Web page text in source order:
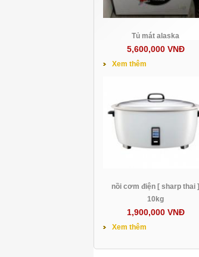
Tủ mát alaska
5,600,000 VNĐ
Xem thêm
nồi cơm điện [ sharp thai ]
10kg
1,900,000 VNĐ
Xem thêm